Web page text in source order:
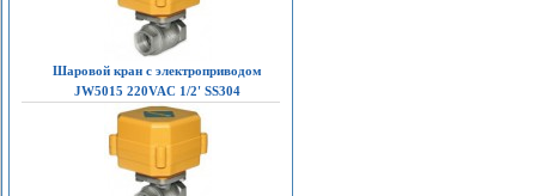
Шаровой кран с электроприводом
JW5015 220VAC 1/2' SS304